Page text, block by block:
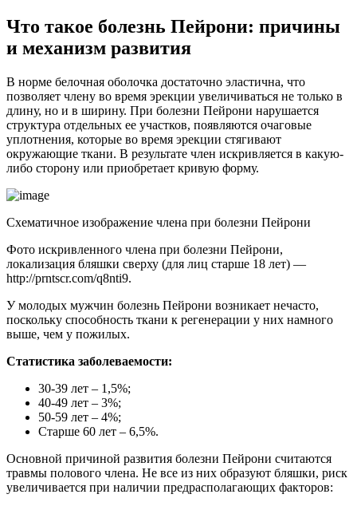
Что такое болезнь Пейрони: причины
и механизм развития
В норме белочная оболочка достаточно эластична, что
позволяет члену во время эрекции увеличиваться не только в
длину, но и в ширину. При болезни Пейрони нарушается
структура отдельных ее участков, появляются очаговые
уплотнения, которые во время эрекции стягивают
окружающие ткани. В результате член искривляется в какую-
либо сторону или приобретает кривую форму.
Схематичное изображение члена при болезни Пейрони
Фото искривленного члена при болезни Пейрони,
локализация бляшки сверху (для лиц старше 18 лет) —
http://prntscr.com/q8nti9.
У молодых мужчин болезнь Пейрони возникает нечасто,
поскольку способность ткани к регенерации у них намного
выше, чем у пожилых.
Статистика заболеваемости:
30-39 лет – 1,5%;
40-49 лет – 3%;
50-59 лет – 4%;
Старше 60 лет – 6,5%.
Основной причиной развития болезни Пейрони считаются
травмы полового члена. Не все из них образуют бляшки, риск
увеличивается при наличии предрасполагающих факторов: